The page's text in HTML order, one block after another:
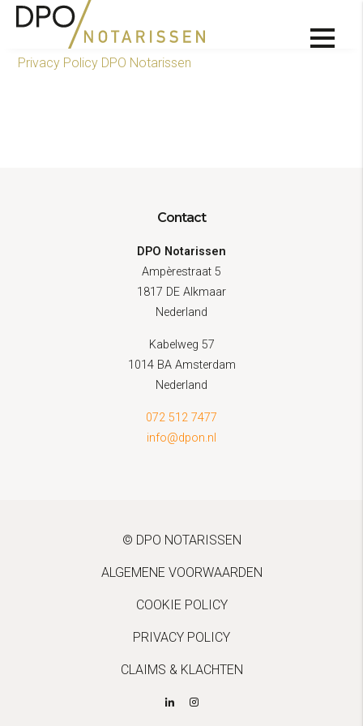
Privacy Policy DPO Notarissen
Contact
DPO Notarissen
Ampèrestraat 5
1817 DE Alkmaar
Nederland
Kabelweg 57
1014 BA Amsterdam
Nederland
072 512 7477
info@dpon.nl
© DPO NOTARISSEN
ALGEMENE VOORWAARDEN
COOKIE POLICY
PRIVACY POLICY
CLAIMS & KLACHTEN